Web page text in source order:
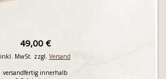
49,00 €
inkl. MwSt. zzgl. Versand
versandfertig innerhalb